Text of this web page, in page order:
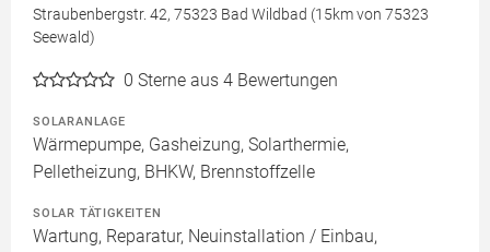
Straubenbergstr. 42, 75323 Bad Wildbad (15km von 75323
Seewald)
0 Sterne aus 4 Bewertungen
SOLARANLAGE
Wärmepumpe, Gasheizung, Solarthermie,
Pelletheizung, BHKW, Brennstoffzelle
SOLAR TÄTIGKEITEN
Wartung, Reparatur, Neuinstallation / Einbau,